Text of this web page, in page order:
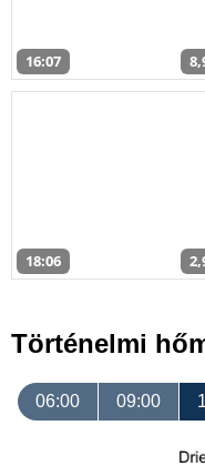
16:07
18:06
Történelmi
06:00 09:00